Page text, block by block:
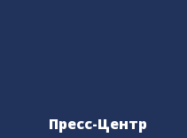
Пресс-Центр